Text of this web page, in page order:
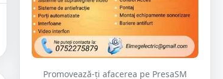
Promovează-ți afacerea pe PresaSM